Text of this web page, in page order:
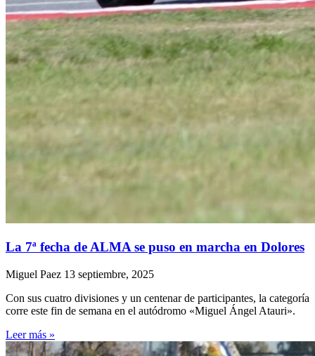
La 7ª fecha de ALMA se puso en marcha en Dolores
Miguel Paez 13 septiembre, 2025
Con sus cuatro divisiones y un centenar de participantes, la categoría
corre este fin de semana en el autódromo «Miguel Ángel Atauri».
Leer más »